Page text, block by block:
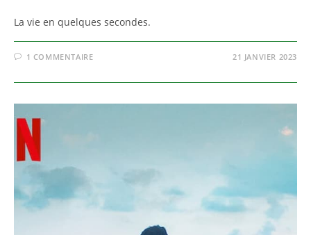
La vie en quelques secondes.
1 COMMENTAIRE 21 JANVIER 2023